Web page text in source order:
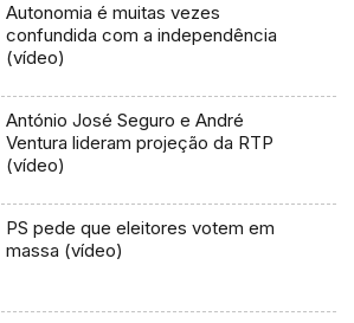
Autonomia é muitas vezes
confundida com a independência
(vídeo)
António José Seguro e André
Ventura lideram projeção da RTP
(vídeo)
PS pede que eleitores votem em
massa (vídeo)